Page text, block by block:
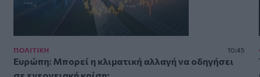
ΠΟΛΙΤΙΚΗ 10:45
Ευρώπη: Μπορεί η κλιματική αλλαγή να οδηγήσει